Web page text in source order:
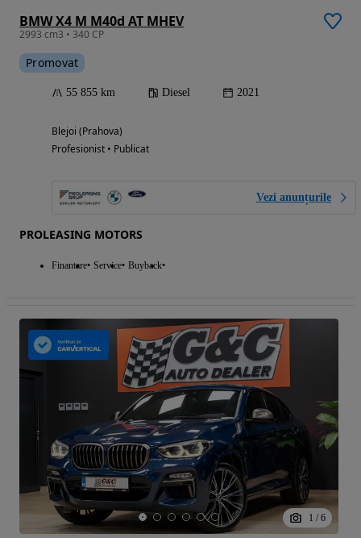
BMW X4 M M40d AT MHEV
2993 cm3 • 340 CP
Promovat
55 855 km Diesel 2021
Blejoi (Prahova)
Profesionist • Publicat
Vezi anunțurile
PROLEASING MOTORS
Finantare Service Buyback
1 / 6